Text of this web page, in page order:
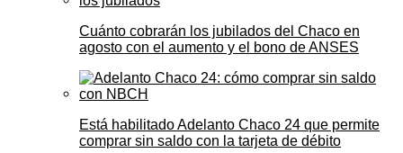
Cuánto cobrarán los jubilados del Chaco en
agosto con el aumento y el bono de ANSES
Está habilitado Adelanto Chaco 24 que permite
comprar sin saldo con la tarjeta de débito